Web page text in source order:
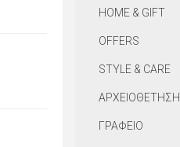
HOME & GIFT
OFFERS
STYLE & CARE
ΑΡΧΕΙΟΘΕΤΗΣΗ
ΓΡΑΦΕΙΟ